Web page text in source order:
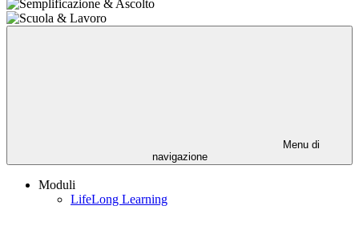
Menu di
navigazione
Moduli
LifeLong Learning